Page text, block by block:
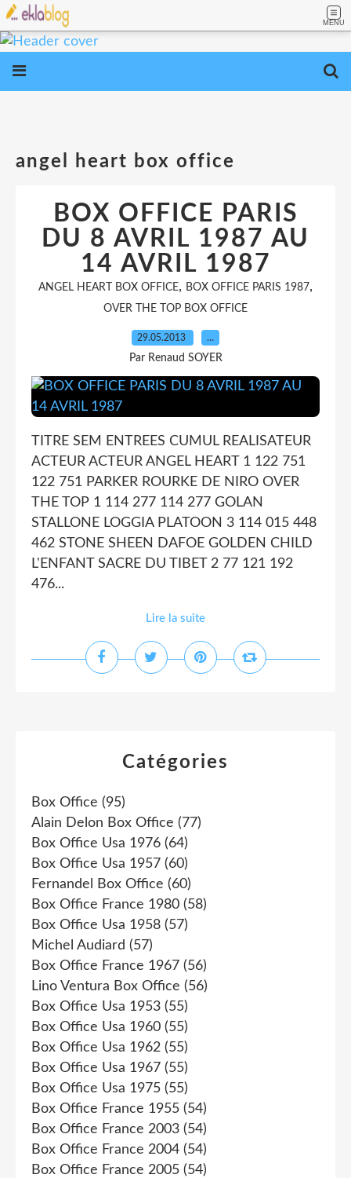
MENU
angel heart box office
BOX OFFICE PARIS
DU 8 AVRIL 1987 AU
14 AVRIL 1987
ANGEL HEART BOX OFFICE, BOX OFFICE PARIS 1987,
OVER THE TOP BOX OFFICE
29.05.2013 …
Par Renaud SOYER
TITRE SEM ENTREES CUMUL REALISATEUR
ACTEUR ACTEUR ANGEL HEART 1 122 751
122 751 PARKER ROURKE DE NIRO OVER
THE TOP 1 114 277 114 277 GOLAN
STALLONE LOGGIA PLATOON 3 114 015 448
462 STONE SHEEN DAFOE GOLDEN CHILD
L'ENFANT SACRE DU TIBET 2 77 121 192
476...
Lire la suite
Catégories
Box Office (95)
Alain Delon Box Office (77)
Box Office Usa 1976 (64)
Box Office Usa 1957 (60)
Fernandel Box Office (60)
Box Office France 1980 (58)
Box Office Usa 1958 (57)
Michel Audiard (57)
Box Office France 1967 (56)
Lino Ventura Box Office (56)
Box Office Usa 1953 (55)
Box Office Usa 1960 (55)
Box Office Usa 1962 (55)
Box Office Usa 1967 (55)
Box Office Usa 1975 (55)
Box Office France 1955 (54)
Box Office France 2003 (54)
Box Office France 2004 (54)
Box Office France 2005 (54)